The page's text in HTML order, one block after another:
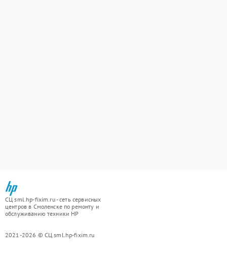
СЦ sml.hp-fixim.ru - сеть сервисных
центров в Смоленске по ремонту и
обслуживанию техники HP
2021-2026 © СЦ sml.hp-fixim.ru